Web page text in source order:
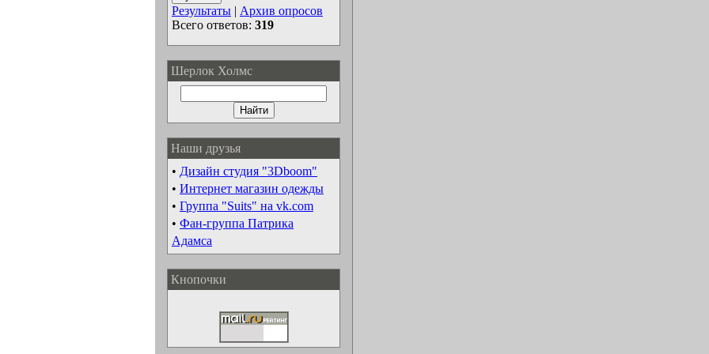
Результаты | Архив опросов
Всего ответов: 319
Шерлок Холмс
Наши друзья
• Дизайн студия "3Dboom"
• Интернет магазин одежды
• Группа "Suits" на vk.com
• Фан-группа Патрика
Адамса
Кнопочки